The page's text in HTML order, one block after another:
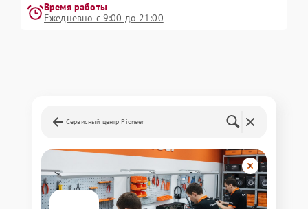
Время работы
Ежедневно с 9:00 до 21:00
Сервисный центр Pioneer